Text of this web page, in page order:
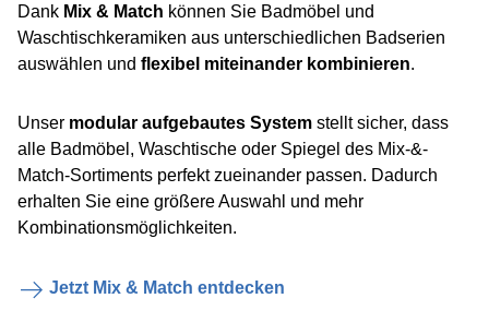
Dank Mix & Match können Sie Badmöbel und
Waschtischkeramiken aus unterschiedlichen Badserien
auswählen und flexibel miteinander kombinieren.
Unser modular aufgebautes System stellt sicher, dass
alle Badmöbel, Waschtische oder Spiegel des Mix-&-
Match-Sortiments perfekt zueinander passen. Dadurch
erhalten Sie eine größere Auswahl und mehr
Kombinationsmöglichkeiten.
Jetzt Mix & Match entdecken